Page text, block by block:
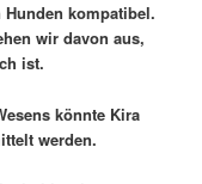
kompatibel.
wir davon aus,
ist.
könnte Kira
werden.